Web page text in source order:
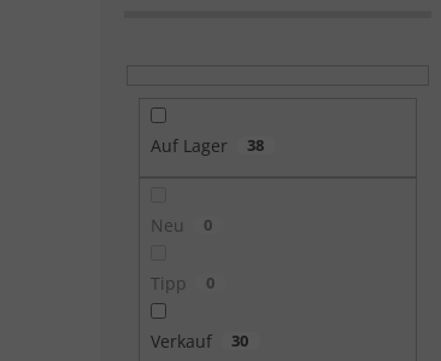
Auf Lager 38
Neu 0
Tipp 0
Verkauf 30